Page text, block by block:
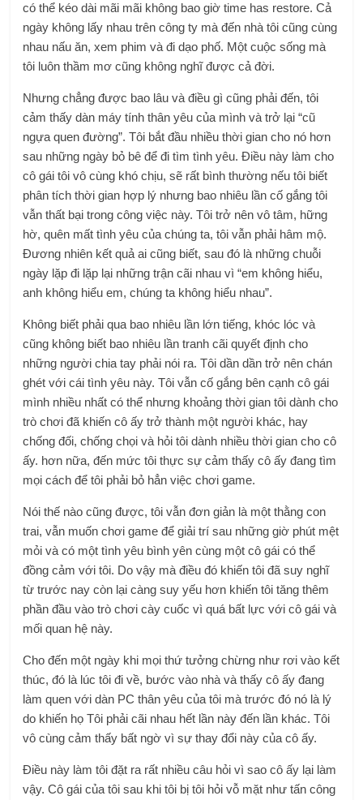
có thể kéo dài mãi mãi không bao giờ time has restore. Cả
ngày không lấy nhau trên công ty mà đến nhà tôi cũng cùng
nhau nấu ăn, xem phim và đi dạo phố. Một cuộc sống mà
tôi luôn thầm mơ cũng không nghĩ được cả đời.
Nhưng chẳng được bao lâu và điều gì cũng phải đến, tôi
cảm thấy dàn máy tính thân yêu của mình và trở lại “cũ
ngựa quen đường”. Tôi bắt đầu nhiều thời gian cho nó hơn
sau những ngày bỏ bê để đi tìm tình yêu. Điều này làm cho
cô gái tôi vô cùng khó chịu, sẽ rất bình thường nếu tôi biết
phân tích thời gian hợp lý nhưng bao nhiêu lần cố gắng tôi
vẫn thất bại trong công việc này. Tôi trở nên vô tâm, hững
hờ, quên mất tình yêu của chúng ta, tôi vẫn phải hâm mộ.
Đương nhiên kết quả ai cũng biết, sau đó là những chuỗi
ngày lặp đi lặp lại những trận cãi nhau vì “em không hiểu,
anh không hiểu em, chúng ta không hiểu nhau”.
Không biết phải qua bao nhiêu lần lớn tiếng, khóc lóc và
cũng không biết bao nhiêu lần tranh cãi quyết định cho
những người chia tay phải nói ra. Tôi dần dần trở nên chán
ghét với cái tình yêu này. Tôi vẫn cố gắng bên cạnh cô gái
mình nhiều nhất có thể nhưng khoảng thời gian tôi dành cho
trò chơi đã khiến cô ấy trở thành một người khác, hay
chống đối, chống chọi và hỏi tôi dành nhiều thời gian cho cô
ấy. hơn nữa, đến mức tôi thực sự cảm thấy cô ấy đang tìm
mọi cách để tôi phải bỏ hẳn việc chơi game.
Nói thế nào cũng được, tôi vẫn đơn giản là một thằng con
trai, vẫn muốn chơi game để giải trí sau những giờ phút mệt
mỏi và có một tình yêu bình yên cùng một cô gái có thể
đồng cảm với tôi. Do vậy mà điều đó khiến tôi đã suy nghĩ
từ trước nay còn lại càng suy yếu hơn khiến tôi tăng thêm
phần đầu vào trò chơi cày cuốc vì quá bất lực với cô gái và
mối quan hệ này.
Cho đến một ngày khi mọi thứ tưởng chừng như rơi vào kết
thúc, đó là lúc tôi đi về, bước vào nhà và thấy cô ấy đang
làm quen với dàn PC thân yêu của tôi mà trước đó nó là lý
do khiến họ Tôi phải cãi nhau hết lần này đến lần khác. Tôi
vô cùng cảm thấy bất ngờ vì sự thay đổi này của cô ấy.
Điều này làm tôi đặt ra rất nhiều câu hỏi vì sao cô ấy lại làm
vậy. Cô gái của tôi sau khi tôi bị tôi hỏi vỗ mặt như tấn công